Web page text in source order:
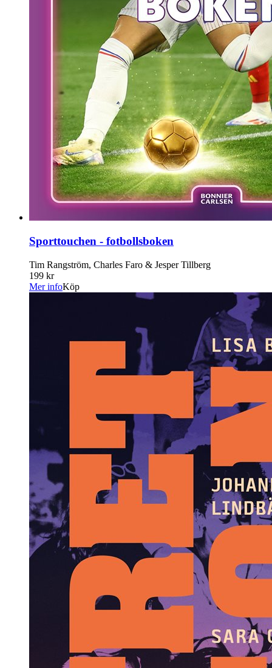
Sporttouchen - fotbollsboken
Tim Rangström, Charles Faro & Jesper Tillberg
199 kr
Mer infoKöp